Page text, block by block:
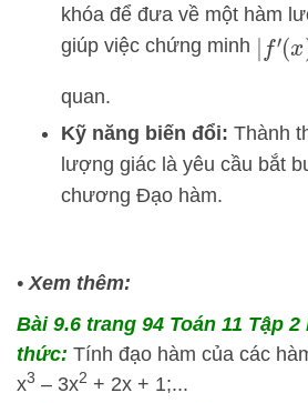
khóa để đưa về một hàm
giúp việc chứng minh
f′(x)|
quan.
Kỹ năng biến đổi: Thành
lượng giác là yêu cầu bắt
chương Đạo hàm.
• Xem thêm:
Bài 9.6 trang 94 Toán 11 Tập
thức: Tính đạo hàm của các
x3 – 3x2 + 2x + 1;...